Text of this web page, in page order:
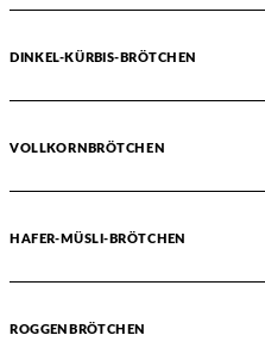
DINKEL-KÜRBIS-BRÖTCHEN
VOLLKORNBRÖTCHEN
HAFER-MÜSLI-BRÖTCHEN
ROGGENBRÖTCHEN